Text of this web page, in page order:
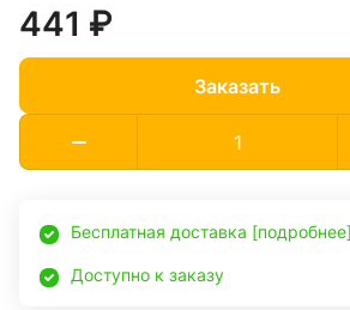
441 ₽
Заказать
Бесплатная доставка [подробнее]
Доступно к заказу